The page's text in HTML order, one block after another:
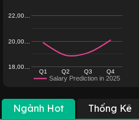
Salary Prediction in 2025
Q1 Q2 Q3 Q4
18,00…
20,00…
22,00…
Ngành Hot Thống Kê